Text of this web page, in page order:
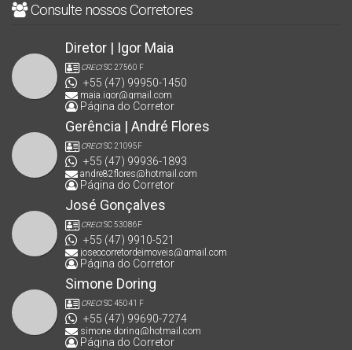
Consulte nossos Corretores
Diretor | Igor Maia
CRECISC 27560 F
+55 (47) 99950-1450
maia.igor@gmail.com
Página do Corretor
Gerência | André Flores
CRECISC 21095F
+55 (47) 99936-1893
andre82flores@hotmail.com
Página do Corretor
José Gonçalves
CRECISC 53086F
+55 (47) 9910-521
joseocorretordeimoveis@gmail.com
Página do Corretor
Simone Doring
CRECISC 45041 F
+55 (47) 99690-7274
simone.doring@hotmail.com
Página do Corretor